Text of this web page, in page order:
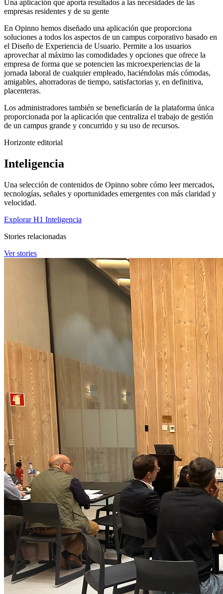
Una aplicación que aporta resultados a las necesidades de las
empresas residentes y de su gente
En Opinno hemos diseñado una aplicación que proporciona
soluciones a todos los aspectos de un campus corporativo basado en
el Diseño de Experiencia de Usuario. Permite a los usuarios
aprovechar al máximo las comodidades y opciones que ofrece la
empresa de forma que se potencien las microexperiencias de la
jornada laboral de cualquier empleado, haciéndolas más cómodas,
amigables, ahorradoras de tiempo, satisfactorias y, en definitiva,
placenteras.
Los administradores también se beneficiarán de la plataforma única
proporcionada por la aplicación que centraliza el trabajo de gestión
de un campus grande y concurrido y su uso de recursos.
Horizonte editorial
Inteligencia
Una selección de contenidos de Opinno sobre cómo leer mercados,
tecnologías, señales y oportunidades emergentes con más claridad y
velocidad.
Explorar H1 Inteligencia
Stories relacionadas
Ver stories